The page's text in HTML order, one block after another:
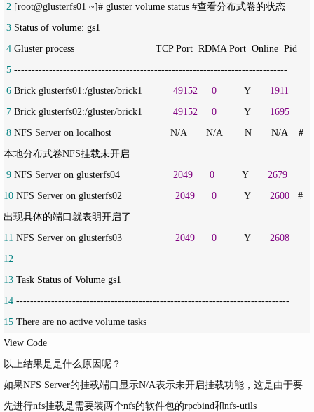
2 [root@glusterfs01 ~
3
4
5
6 Brick glusterfs01:/gluster/brick1 49152 0
          Y
1911
7 Brick glusterfs02:/gluster/brick1 49152 0
          Y
1695
8 NFS Server on localhost                     N/A       N/A        N       N/A    #
9 NFS Server on glusterfs04 2049 0
          Y
2679
10 NFS Server on glusterfs02 2049 0
          Y
2600
   #
11 NFS Server on glusterfs03 2049 0
          Y
2608
12
13
14
15 There are no active volume tasks
View Code
以上结果是是什么原因呢？
如果NFS Server的挂载端口显示N/A表示未开启挂载功能，这是由于要
先进行nfs挂载是需要装两个nfs的软件包的rpcbind和nfs-utils